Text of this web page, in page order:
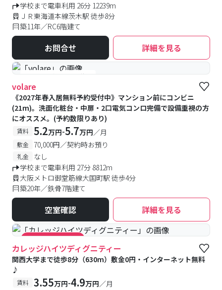
学校まで電車利用 26分 12239m
ＪＲ東海道本線茨木駅 徒歩8分
築11年／RC6階建て
お問合せ 詳細を見る
#予約受付中 #空室待ち
volare
《2027年春入居無料予約受付中》マンション前にコンビニ
(21m)。洗面化粧台・中扉・2口電気コンロ完備で設備重視の方
にオススメ。(予約数限りあり)
賃料 5.2万円-5.7万円／月
敷金 70,000円／契約時お預り
礼金
なし
学校まで電車利用 27分 8812m
大阪メトロ御堂筋線大国町駅 徒歩4分
築20年／鉄骨7階建て
空室確認 詳細を見る
#キャンペーン実施中
カレッジハイツディグニティー
関西大学まで徒歩8分（630m）敷金0円・インターネット無料
♪
賃料 3.55万円-4.9万円／月